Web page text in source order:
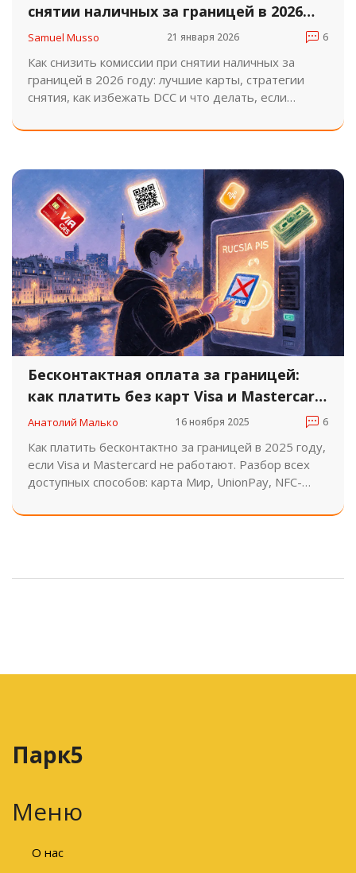
снятии наличных за границей в 2026
году
Samuel Musso 21 января 2026 6
Как снизить комиссии при снятии наличных за
границей в 2026 году: лучшие карты, стратегии
снятия, как избежать DCC и что делать, если
каждом снятии.
Бесконтактная оплата за границей:
как платить без карт Visa и Mastercard
в 2025 году
Анатолий Малько 16 ноября 2025 6
Как платить бесконтактно за границей в 2025 году,
если Visa и Mastercard не работают. Разбор всех
доступных способов: карта Мир, UnionPay, NFC-
наличные.
Парк5
Меню
О нас